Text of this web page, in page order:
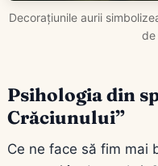
Decorațiunile aurii
de
Psihologia din
Crăciunului”
Ce ne face să fim mai